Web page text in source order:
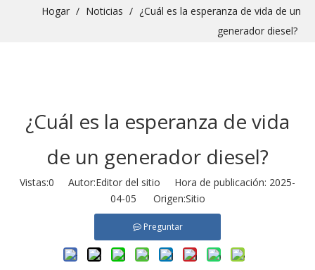
Hogar / Noticias / ¿Cuál es la esperanza de vida de un
generador diesel?
¿Cuál es la esperanza de vida
de un generador diesel?
Vistas:0 Autor:Editor del sitio Hora de publicación: 2025-
04-05 Origen:Sitio
Preguntar